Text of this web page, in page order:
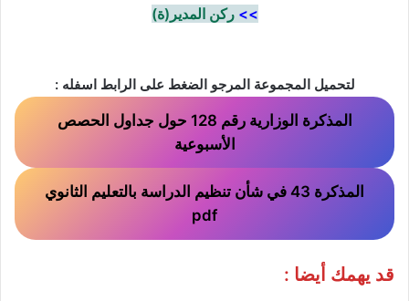
>> ركن المدير(ة)
لتحميل المجموعة المرجو الضغط على الرابط اسفله :
المذكرة الوزارية رقم 128 حول جداول الحصص
الأسبوعية
المذكرة 43 في شأن تنظيم الدراسة بالتعليم الثانوي
pdf
قد يهمك أيضا :